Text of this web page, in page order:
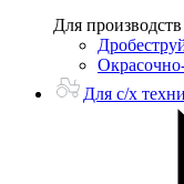
Для производств
Для с/х